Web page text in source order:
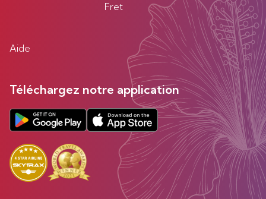
Fret
Aide
Téléchargez notre application